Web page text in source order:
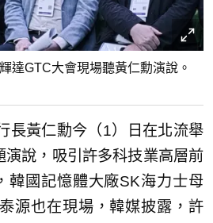
達GTC大會現場聽黃仁勳演說。
長黃仁勳今（1）日在北流舉
演說，吸引許多科技業高層前
韓國記憶體大廠SK海力士母
源也在現場，韓媒披露，許